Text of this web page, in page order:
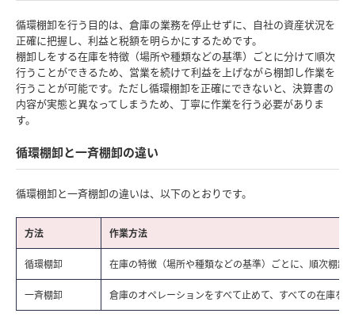
循環棚卸を行う目的は、倉庫の業務を停止せずに、自社の資産状況を
正確に把握し、利益と税額を明らかにするためです。
棚卸しをする在庫を特徴（場所や種類などの基準）ごとに分けて順次
行うことができるため、営業を続けて利益を上げながら棚卸し作業を
行うことが可能です。ただし循環棚卸を正確にできないと、決算書の
内容が実態と異なってしまうため、丁寧に作業を行う必要がありま
す。
循環棚卸と一斉棚卸の違い
循環棚卸と一斉棚卸の違いは、以下のとおりです。
方法 作業方法
循環棚卸 在庫の特徴（場所や種類などの基準）ごとに、順次棚卸
一斉棚卸 倉庫のオペレーションをすべて止めて、すべての在庫を